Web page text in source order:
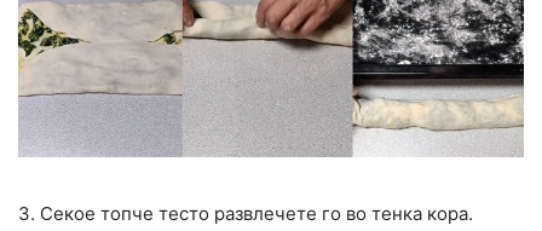
3. Секое топче тесто развлечете го во тенка кора.